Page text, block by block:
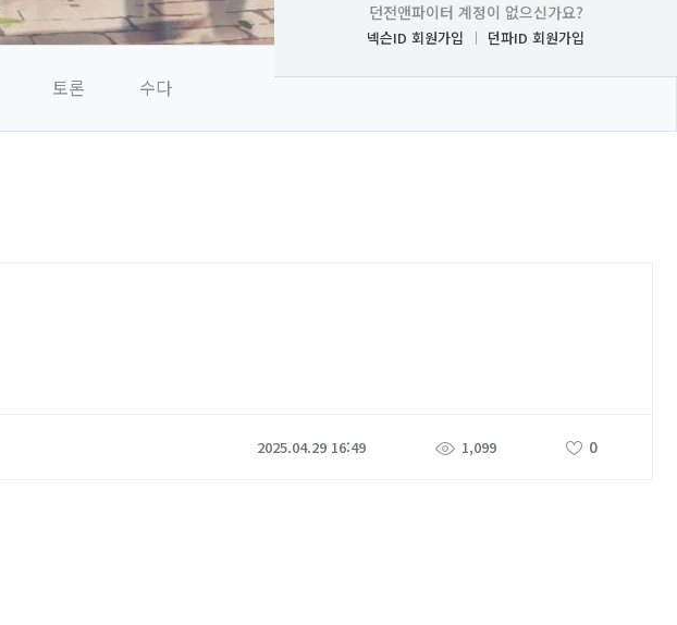
던전앤파이터 계정이 없으신가요?
넥슨ID 회원가입 던파ID 회원가입
토론 수다
2025.04.29 16:49 1,099 0